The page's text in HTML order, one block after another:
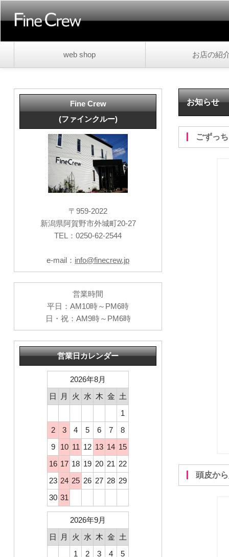
web shop お店の紹
お知らせ
ごず
頭皮
Fine Crew
(ファインクルー)
〒959-2022
新潟県阿賀野市外城町20-27
TEL：0250-62-2544
e-mail： info@finecrew.jp
営業時間
平日：AM10時～PM6時
日・祝：AM9時～PM6時
営業日カレンダー
2026年8月
日
月 火 水 木 金 土
1
2
3 4 5 6 7
8
9
10 11 12 13 14 15
16 17 18 19 20 21 22
23 24 25 26 27 28 29
30 31
2026年9月
日
月 火 水 木 金 土
1
2 3 4
5